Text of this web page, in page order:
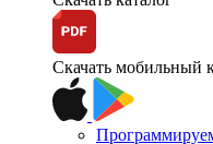
Скачать мобильный